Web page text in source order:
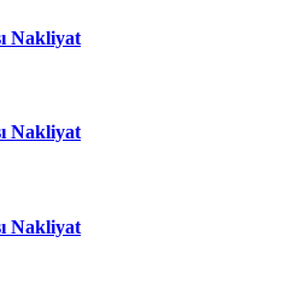
Nakliyat
Nakliyat
Nakliyat